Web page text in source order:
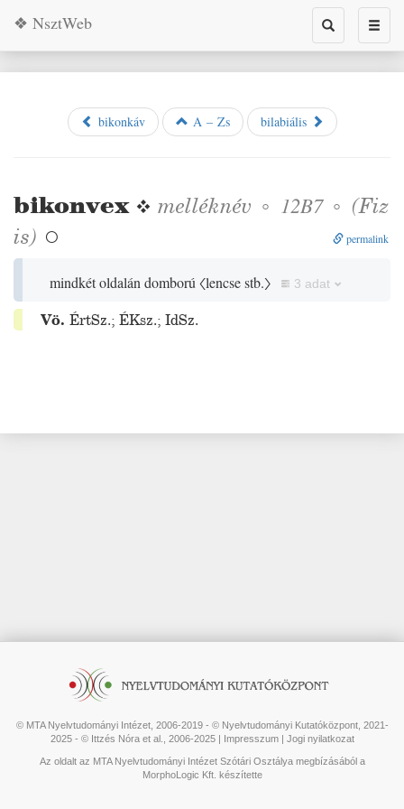
Toggle
search
❖ NsztWeb
bikonkáv A – Zs bilabiális
bikonvex❖ melléknév ◦ 12B7◦ (Fiz
is)  permalink
mindkét oldalán domború 〈lencse stb.〉 3 adat
Vö. ÉrtSz.; ÉKsz.; IdSz.
© MTA Nyelvtudományi Intézet, 2006-2019 - © Nyelvtudományi Kutatóközpont, 2021-
2025 - © Ittzés Nóra et al., 2006-2025 | Impresszum| Jogi nyilatkozat
Az oldalt az MTA Nyelvtudományi Intézet Szótári Osztálya megbízásából a
MorphoLogic Kft. készítette